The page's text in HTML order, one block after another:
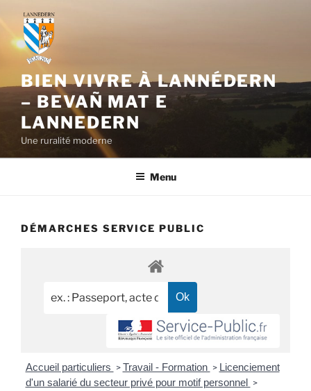
contenu
principal
BIEN VIVRE À LANNÉDERN
– BEVAÑ MAT E
LANNEDERN
Une ruralité moderne
Menu
DÉMARCHES SERVICE PUBLIC
Accueil particuliers > Travail - Formation > Licenciement
d'un salarié du secteur privé pour motif personnel >